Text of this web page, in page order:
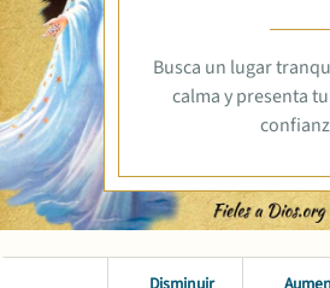
Busca un lugar
calma y presenta